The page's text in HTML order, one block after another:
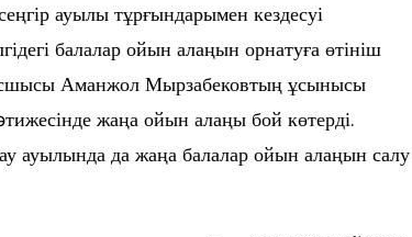
ауылы тұрғындарымен кездесуі
балалар ойын алаңын орнатуға өтініш
Аманжол Мырзабековтың ұсынысы
жаңа ойын алаңы бой көтерді.
ауылында да жаңа балалар ойын алаңын салу